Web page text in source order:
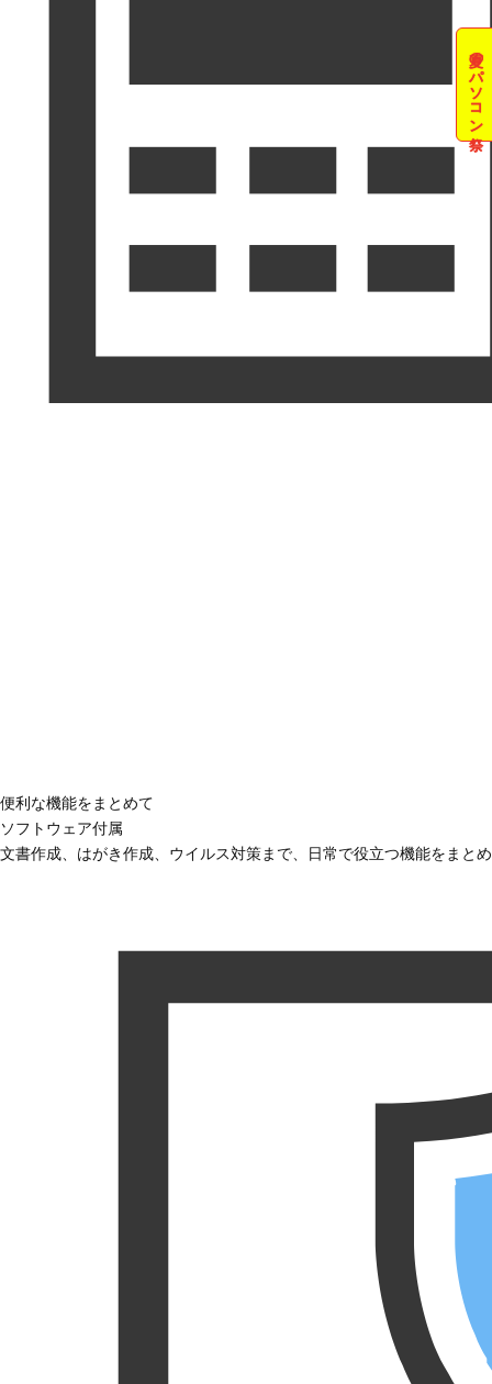
夏のパソコン祭
便利な機能をまとめて
ソフトウェア付属
文書作成、はがき作成、ウイルス対策まで、日常で役立つ機能をまと